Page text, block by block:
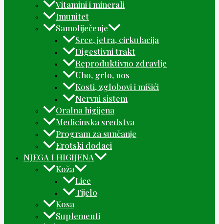
Vitamini i minerali
Imunitet
Samoliječenje
Srce, jetra, cirkulacija
Digestivni trakt
Reproduktivno zdravlje
Uho, grlo, nos
Kosti, zglobovi i mišići
Nervni sistem
Oralna higijena
Medicinska sredstva
Program za sunčanje
Erotski dodaci
NJEGA I HIGIJENA
Koža
Lice
Tijelo
Kosa
Suplementi